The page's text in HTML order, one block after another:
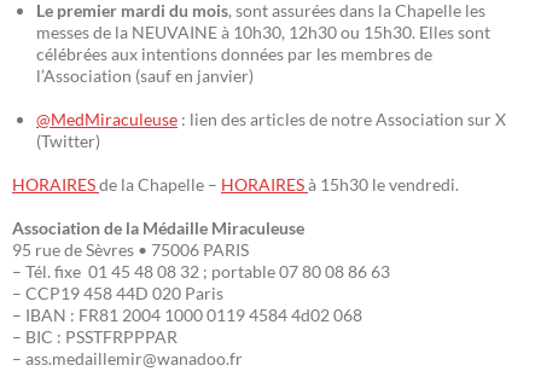
Le premier mardi du mois, sont assurées dans la Chapelle les
messes de la NEUVAINE à 10h30, 12h30 ou 15h30. Elles sont
célébrées aux intentions données par les membres de
l’Association (sauf en janvier)
@MedMiraculeuse : lien des articles de notre Association sur X
(Twitter)
HORAIRESde la Chapelle – HORAIRESà 15h30 le vendredi.
Association de la Médaille Miraculeuse
95 rue de Sèvres • 75006 PARIS
– Tél. fixe 01 45 48 08 32 ; portable 07 80 08 86 63
– CCP19 458 44D 020 Paris
– IBAN : FR81 2004 1000 0119 4584 4d02 068
– BIC : PSSTFRPPPAR
– ass.medaillemir@wanadoo.fr